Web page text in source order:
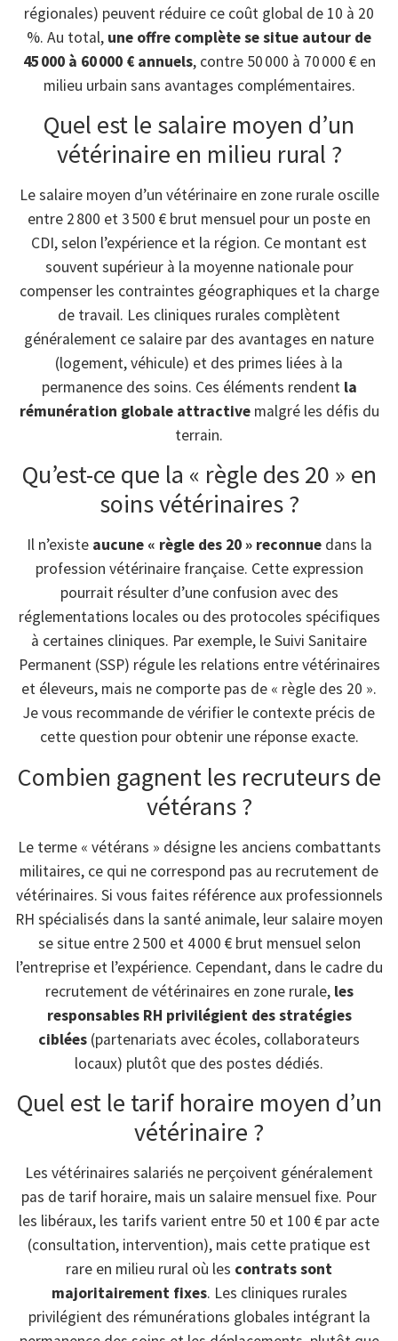
régionales) peuvent réduire ce coût global de 10 à 20
%. Au total, une offre complète se situe autour de
45 000 à 60 000 € annuels, contre 50 000 à 70 000 € en
milieu urbain sans avantages complémentaires.
Quel est le salaire moyen d’un
vétérinaire en milieu rural ?
Le salaire moyen d’un vétérinaire en zone rurale oscille
entre 2 800 et 3 500 € brut mensuel pour un poste en
CDI, selon l’expérience et la région. Ce montant est
souvent supérieur à la moyenne nationale pour
compenser les contraintes géographiques et la charge
de travail. Les cliniques rurales complètent
généralement ce salaire par des avantages en nature
(logement, véhicule) et des primes liées à la
permanence des soins. Ces éléments rendent la
rémunération globale attractivemalgré les défis du
terrain.
Qu’est-ce que la « règle des 20 » en
soins vétérinaires ?
Il n’existe aucune « règle des 20 » reconnuedans la
profession vétérinaire française. Cette expression
pourrait résulter d’une confusion avec des
réglementations locales ou des protocoles spécifiques
à certaines cliniques. Par exemple, le Suivi Sanitaire
Permanent (SSP) régule les relations entre vétérinaires
et éleveurs, mais ne comporte pas de « règle des 20 ».
Je vous recommande de vérifier le contexte précis de
cette question pour obtenir une réponse exacte.
Combien gagnent les recruteurs de
vétérans ?
Le terme « vétérans » désigne les anciens combattants
militaires, ce qui ne correspond pas au recrutement de
vétérinaires. Si vous faites référence aux professionnels
RH spécialisés dans la santé animale, leur salaire moyen
se situe entre 2 500 et 4 000 € brut mensuel selon
l’entreprise et l’expérience. Cependant, dans le cadre du
recrutement de vétérinaires en zone rurale, les
responsables RH privilégient des stratégies
ciblées (partenariats avec écoles, collaborateurs
locaux) plutôt que des postes dédiés.
Quel est le tarif horaire moyen d’un
vétérinaire ?
Les vétérinaires salariés ne perçoivent généralement
pas de tarif horaire, mais un salaire mensuel fixe. Pour
les libéraux, les tarifs varient entre 50 et 100 € par acte
(consultation, intervention), mais cette pratique est
rare en milieu rural où les contrats sont
majoritairement fixes. Les cliniques rurales
privilégient des rémunérations globales intégrant la